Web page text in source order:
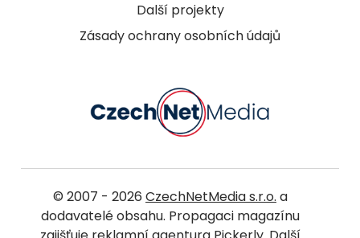
Další projekty
Zásady ochrany osobních údajů
© 2007 - 2026 CzechNetMedia s.r.o. a
dodavatelé obsahu. Propagaci magazínu